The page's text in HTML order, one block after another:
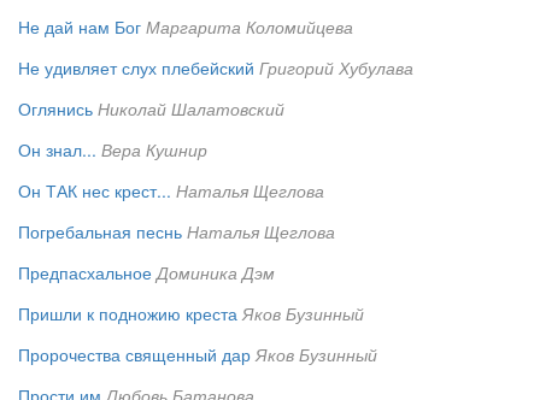
Не дай нам Бог Маргарита Коломийцева
Не удивляет слух плебейский Григорий Хубулава
Оглянись Николай Шалатовский
Он знал... Вера Кушнир
Он ТАК нес крест... Наталья Щеглова
Погребальная песнь Наталья Щеглова
Предпасхальное Доминика Дэм
Пришли к подножию креста Яков Бузинный
Пророчества священный дар Яков Бузинный